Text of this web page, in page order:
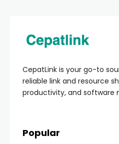
HOME KESEHATAN &
Download
Premium:
Lengkap
Sehat 2024